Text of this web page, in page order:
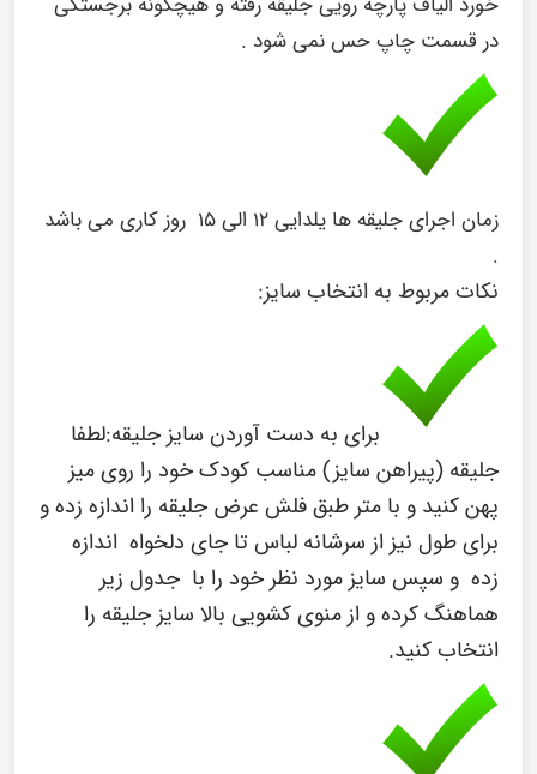
در قسمت چاپ حس نمی شود .
زمان اجرای جلیقه ها یلدایی ۱۲ الی ۱۵ روز کاری می باشد
.
نکات مربوط به انتخاب سایز:
برای به دست آوردن سایز جلیقه:لطفا
جلیقه (پیراهن سایز) مناسب کودک خود را روی میز
پهن کنید و با متر طبق فلش عرض جلیقه را اندازه زده و
برای طول نیز از سرشانه لباس تا جای دلخواه اندازه
زده و سپس سایز مورد نظر خود را با جدول زیر
هماهنگ کرده و از منوی کشویی بالا سایز جلیقه را
انتخاب کنید.